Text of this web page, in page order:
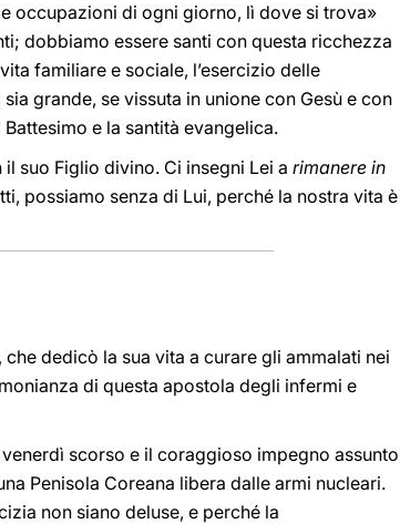
occupazioni di ogni giorno, lì dove si trova»
dobbiamo essere santi con questa ricchezza
familiare e sociale, l’esercizio delle
grande, se vissuta in unione con Gesù e con
e la santità evangelica.
suo Figlio divino. Ci insegni Lei a rimanere in
possiamo senza di Lui, perché la nostra vita è
dedicò la sua vita a curare gli ammalati nei
di questa apostola degli infermi e
scorso e il coraggioso impegno assunto
Penisola Coreana libera dalle armi nucleari.
non siano deluse, e perché la